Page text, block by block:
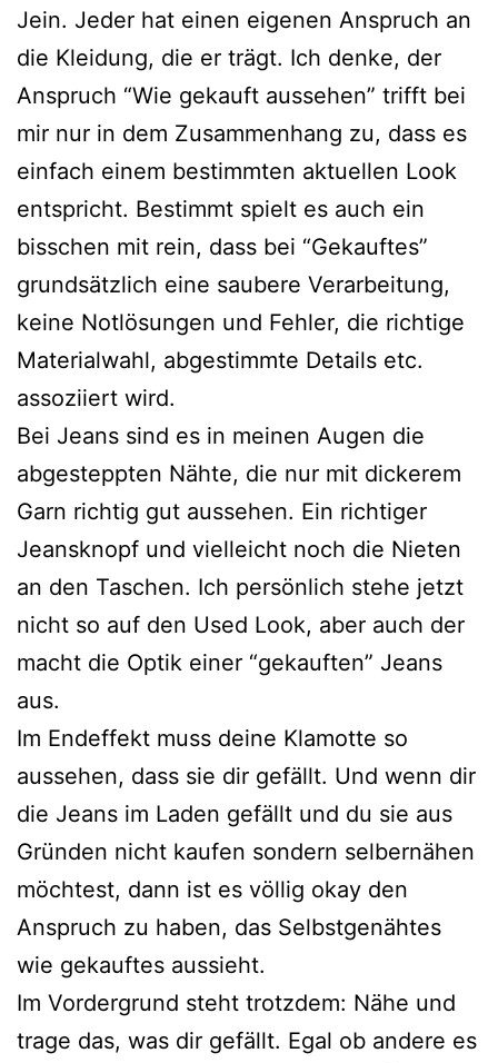
Jein. Jeder hat einen eigenen Anspruch an
die Kleidung, die er trägt. Ich denke, der
Anspruch “Wie gekauft aussehen” trifft bei
mir nur in dem Zusammenhang zu, dass es
einfach einem bestimmten aktuellen Look
entspricht. Bestimmt spielt es auch ein
bisschen mit rein, dass bei “Gekauftes”
grundsätzlich eine saubere Verarbeitung,
keine Notlösungen und Fehler, die richtige
Materialwahl, abgestimmte Details etc.
assoziiert wird.
Bei Jeans sind es in meinen Augen die
abgesteppten Nähte, die nur mit dickerem
Garn richtig gut aussehen. Ein richtiger
Jeansknopf und vielleicht noch die Nieten
an den Taschen. Ich persönlich stehe jetzt
nicht so auf den Used Look, aber auch der
macht die Optik einer “gekauften” Jeans
aus.
Im Endeffekt muss deine Klamotte so
aussehen, dass sie dir gefällt. Und wenn dir
die Jeans im Laden gefällt und du sie aus
Gründen nicht kaufen sondern selbernähen
möchtest, dann ist es völlig okay den
Anspruch zu haben, das Selbstgenähtes
wie gekauftes aussieht.
Im Vordergrund steht trotzdem: Nähe und
trage das, was dir gefällt. Egal ob andere es